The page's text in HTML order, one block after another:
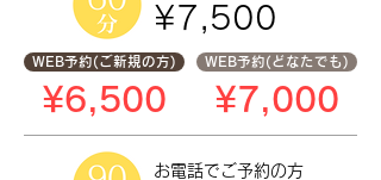
¥7,500
WEB予約(ご新規の方)
¥6,500
WEB予約(どなたでも)
¥7,000
お電話で ご予約の方